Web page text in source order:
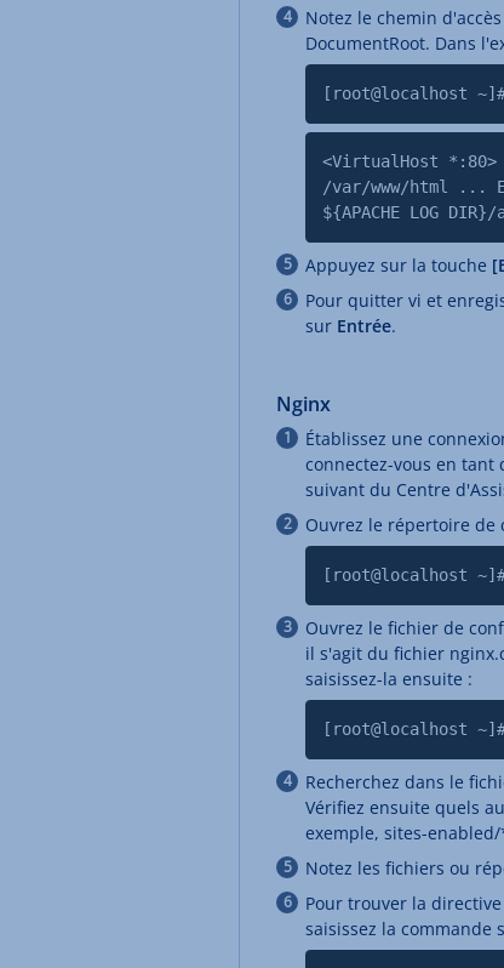
Notez le chemin
DocumentRoot. Dans
[root@localhost
<VirtualHost *:80>
/var/www/html ...
${APACHE LOG
Appuyez sur la touche
Pour quitter vi et
sur Entrée.
Nginx
Établissez une
connectez-vous en
suivant du Centre
Ouvrez le répertoire de
[root@localhost
Ouvrez le fichier de
il s'agit du fichier
saisissez-la ensuite :
[root@localhost
Recherchez dans le
Vérifiez ensuite quels
exemple, sites-
Notez les fichiers ou
Pour trouver la
saisissez la commande